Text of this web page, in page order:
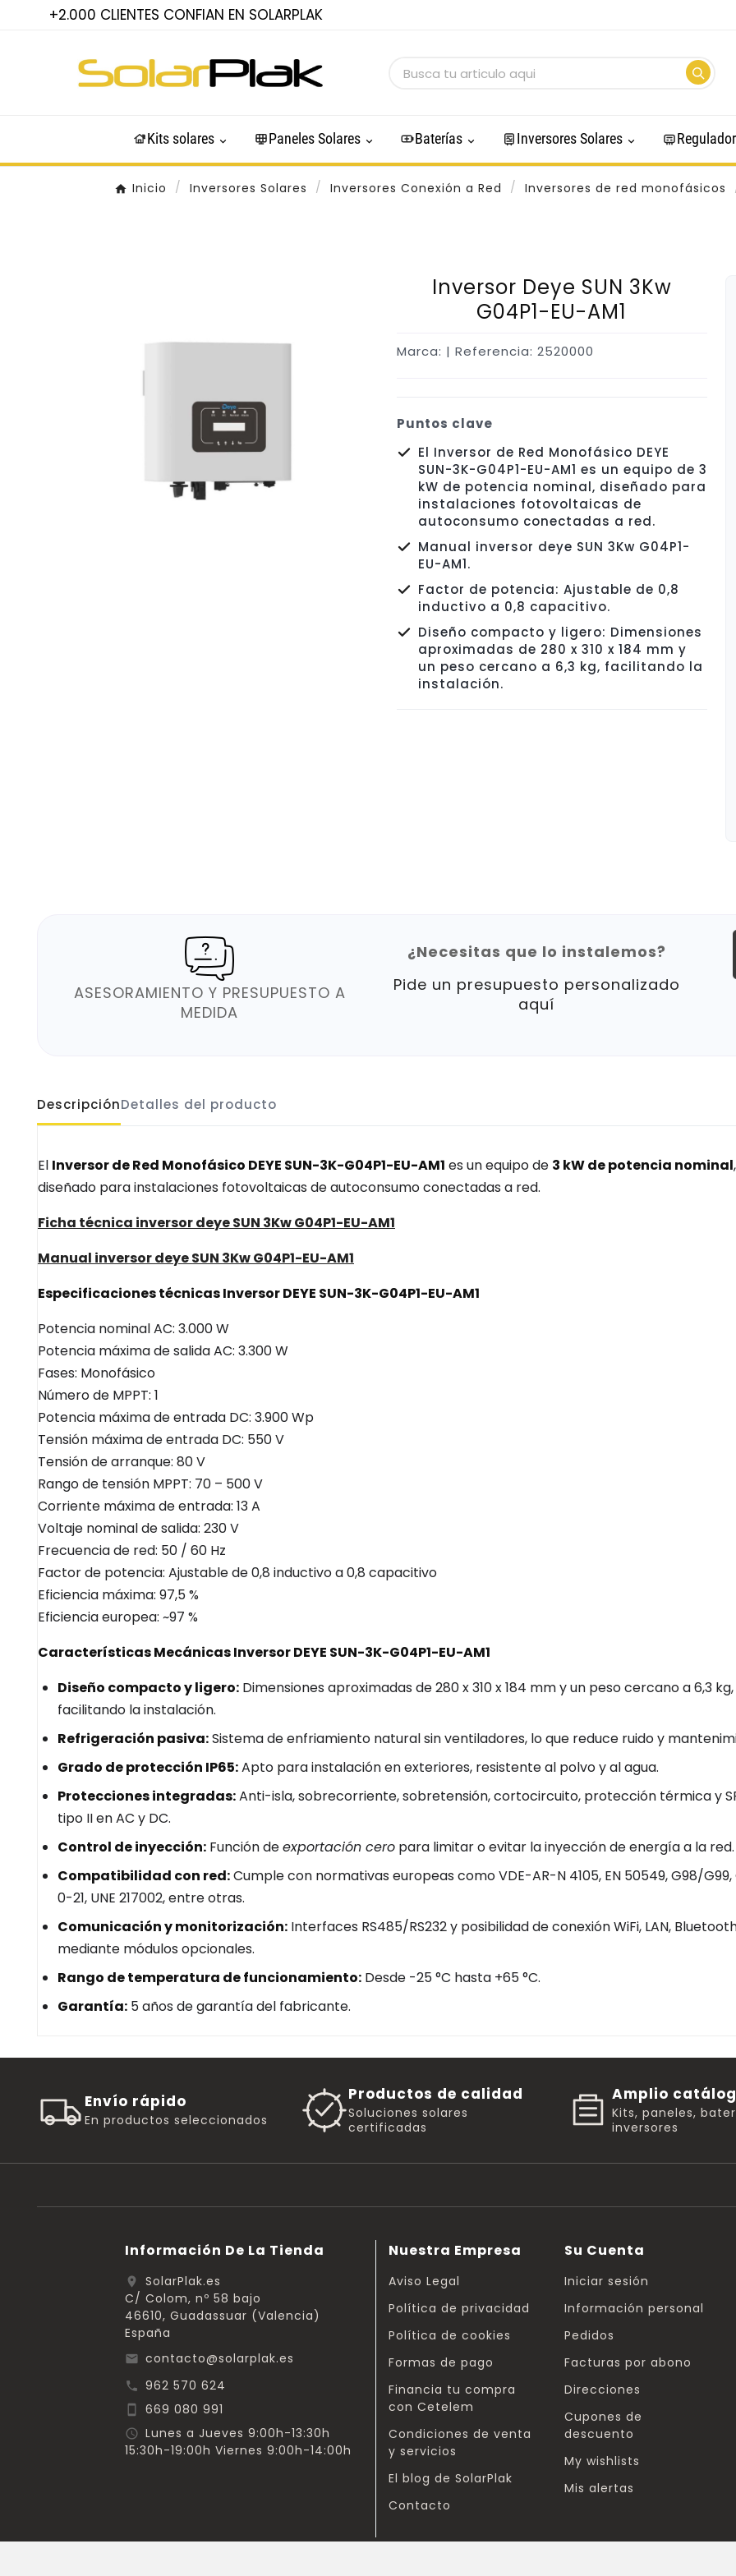
+2.000 CLIENTES CONFIAN EN SOLARPLAK
Kits solares Paneles Solares Baterías Inversores Solares
Inicio Inversores Solares Inversores Conexión a Red Inversores de red monofásicos
Inversor Deye SUN 3Kw
G04P1-EU-AM1
Marca: | Referencia: 2520000
Puntos clave
El Inversor de Red Monofásico DEYE
SUN-3K-G04P1-EU-AM1 es un equipo de 3
kW de potencia nominal, diseñado para
instalaciones fotovoltaicas de
autoconsumo conectadas a red.
Manual inversor deye SUN 3Kw G04P1-
EU-AM1.
Factor de potencia: Ajustable de 0,8
inductivo a 0,8 capacitivo.
Diseño compacto y ligero: Dimensiones
aproximadas de 280 x 310 x 184 mm y
un peso cercano a 6,3 kg, facilitando la
instalación.
ASESORAMIENTO Y PRESUPUESTO A
MEDIDA
¿Necesitas que lo instalemos?
Pide un presupuesto personalizado
aquí
DescripciónDetalles del producto
El Inversor de Red Monofásico DEYE SUN-3K-G04P1-EU-AM1 es un equipo de 3 kW de potencia nominal,
diseñado para instalaciones fotovoltaicas de autoconsumo conectadas a red.
Ficha técnica inversor deye SUN 3Kw G04P1-EU-AM1
Manual inversor deye SUN 3Kw G04P1-EU-AM1
Especificaciones técnicas Inversor DEYE SUN-3K-G04P1-EU-AM1
Potencia nominal AC: 3.000 W
Potencia máxima de salida AC: 3.300 W
Fases: Monofásico
Número de MPPT: 1
Potencia máxima de entrada DC: 3.900 Wp
Tensión máxima de entrada DC: 550 V
Tensión de arranque: 80 V
Rango de tensión MPPT: 70 – 500 V
Corriente máxima de entrada: 13 A
Voltaje nominal de salida: 230 V
Frecuencia de red: 50 / 60 Hz
Factor de potencia: Ajustable de 0,8 inductivo a 0,8 capacitivo
Eficiencia máxima: 97,5 %
Eficiencia europea: ~97 %
Características Mecánicas Inversor DEYE SUN-3K-G04P1-EU-AM1
Diseño compacto y ligero: Dimensiones aproximadas de 280 x 310 x 184 mm y un peso cercano a 6,3 kg,
facilitando la instalación.
Refrigeración pasiva:Sistema de enfriamiento natural sin ventiladores, lo que reduce ruido y
Grado de protección IP65:Apto para instalación en exteriores, resistente al polvo y al agua.
Protecciones integradas:Anti-isla, sobrecorriente, sobretensión, cortocircuito, protección térmica y
tipo II en AC y DC.
Control de inyección: Función deexportación cero para limitar o evitar la inyección de energía a la red.
Compatibilidad con red:Cumple con normativas europeas como VDE-AR-N 4105, EN 50549, G98/G99,
0-21, UNE 217002, entre otras.
Comunicación y monitorización: Interfaces RS485/RS232 y posibilidad de conexión WiFi, LAN,
mediante módulos opcionales.
Rango de temperatura de funcionamiento: Desde -25 °C hasta +65 °C.
Garantía: 5 años de garantía del fabricante.
Envío rápido
En productos seleccionados
Productos de calidad
Soluciones solares
certificadas
Amplio
Kits, paneles,
inversores
Información De La Tienda
location_on
SolarPlak.es
C/ Colom, nº 58 bajo
46610, Guadassuar (Valencia)
España
email contacto@solarplak.es
call 962 570 624
smartphone 669 080 991
schedule Lunes a Jueves 9:00h-13:30h
15:30h-19:00h Viernes 9:00h-14:00h
Nuestra Empresa
Aviso Legal
Política de privacidad
Política de cookies
Formas de pago
Financia tu compra
con Cetelem
Condiciones de venta
y servicios
El blog de SolarPlak
Contacto
Su Cuenta
Iniciar sesión
Información personal
Pedidos
Facturas por abono
Direcciones
Cupones de
descuento
My wishlists
Mis alertas